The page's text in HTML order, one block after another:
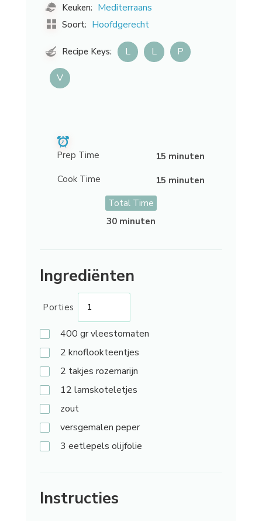
Keuken: Mediterraans
Soort: Hoofdgerecht
Recipe Keys: L L P
V
Prep Time
15 minuten
Cook Time
15 minuten
Total Time
30 minuten
Ingrediënten
Porties
400 grvleestomaten
2 knoflookteentjes
2 takjes rozemarijn
12 lamskoteletjes
zout
versgemalen peper
3 eetlepels olijfolie
Instructies